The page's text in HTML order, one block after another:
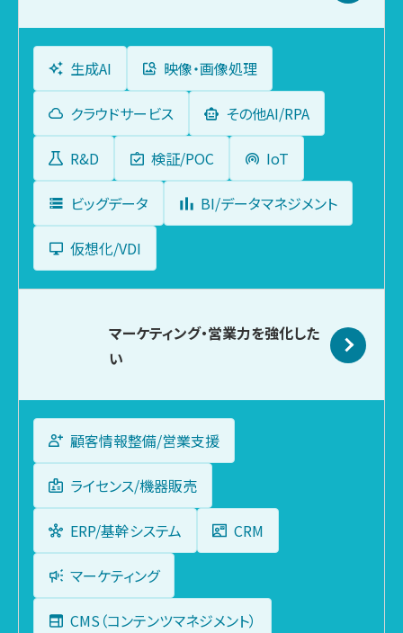
生成AI 映像・画像処理
クラウドサービス その他AI/RPA
R&D 検証/POC IoT
ビッグデータ BI/データマネジメント
仮想化/VDI
マーケティング・営業力を強化した
い
顧客情報整備/営業支援
ライセンス/機器販売
ERP/基幹システム CRM
マーケティング
CMS（コンテンツマネジメント）